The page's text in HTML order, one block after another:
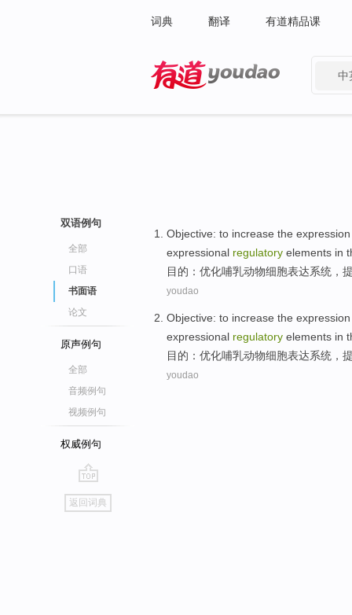
词典 翻译 有道精品课
中
双语例句
全部
口语
书面语
论文
原声例句
全部
音频例句
视频例句
权威例句
go
top
返回词典
Objective: to increase the expression
expressional regulatory elements in
目的 ： 优化哺乳动物细胞表达系统，
youdao
Objective: to increase the expression
expressional regulatory elements in
目的 ： 优化哺乳动物细胞表达系统，
youdao